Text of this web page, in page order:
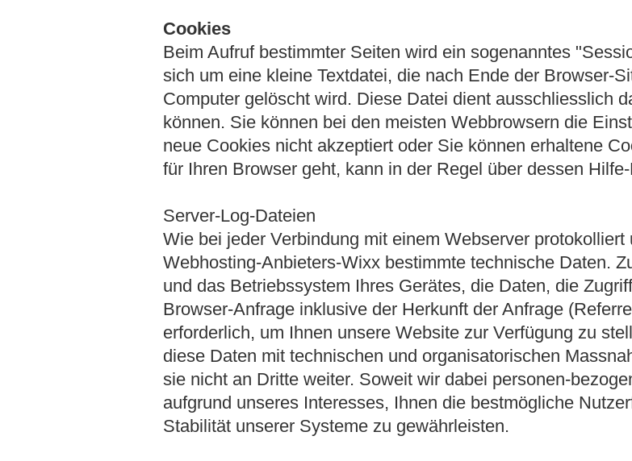
Cookies
Beim Aufruf bestimmter Seiten wird ein sogenanntes
sich um eine kleine Textdatei, die nach Ende der Browser-
Computer gelöscht wird. Diese Datei dient ausschliesslich
können. Sie können bei den meisten Webbrowsern die
neue Cookies nicht akzeptiert oder Sie können erhaltene
für Ihren Browser geht, kann in der Regel über dessen
Server-Log-Dateien
Wie bei jeder Verbindung mit einem Webserver
Webhosting-Anbieters-Wixx bestimmte technische Daten.
und das Betriebssystem Ihres Gerätes, die Daten, die
Browser-Anfrage inklusive der Herkunft der Anfrage
erforderlich, um Ihnen unsere Website zur Verfügung zu
diese Daten mit technischen und organisatorischen
sie nicht an Dritte weiter. Soweit wir dabei personen-
aufgrund unseres Interesses, Ihnen die bestmögliche
Stabilität unserer Systeme zu gewährleisten.